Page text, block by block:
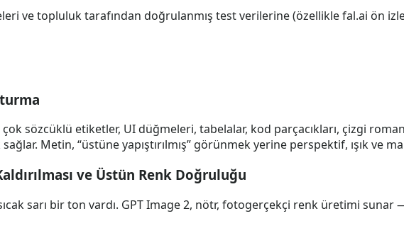
ve topluluk tarafından doğrulanmış test verilerine (özellikle fal.ai ön
sözcüklü etiketler, UI düğmeleri, tabelalar, kod parçacıkları, çizgi
Metin, “üstüne yapıştırılmış” görünmek yerine perspektif, ışık ve
ve Üstün Renk Doğruluğu
sarı bir ton vardı. GPT Image 2, nötr, fotogerçekçi renk üretimi